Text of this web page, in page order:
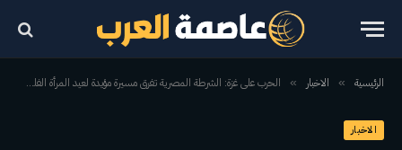
الرئيسية » الاخبار » الحرب على غزة: الشرطة المصرية تفرق مسيرة مؤيدة لعيد المرأة الفلسطينية في القاهرة
الاخبار